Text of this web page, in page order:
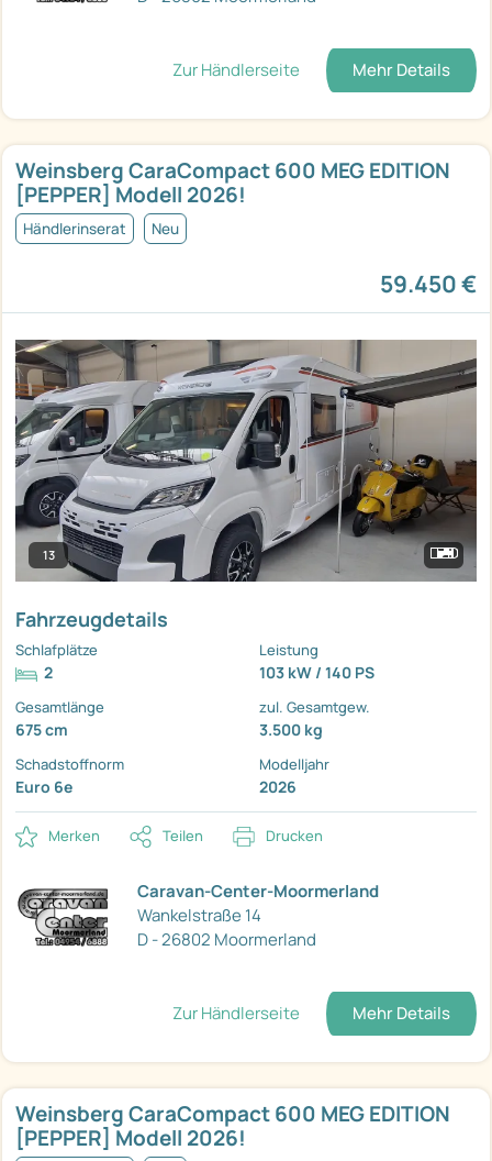
Zur Händlerseite Mehr Details
Weinsberg CaraCompact 600 MEG EDITION
[PEPPER] Modell 2026!
Händlerinserat Neu
59.450 €
13
Fahrzeugdetails
Schlafplätze
2
Leistung
103 kW / 140 PS
Gesamtlänge
675 cm
zul. Gesamtgew.
3.500 kg
Schadstoffnorm
Euro 6e
Modelljahr
2026
Merken Teilen Drucken
Caravan-Center-Moormerland
Wankelstraße 14
D - 26802 Moormerland
Zur Händlerseite Mehr Details
Weinsberg CaraCompact 600 MEG EDITION
[PEPPER] Modell 2026!